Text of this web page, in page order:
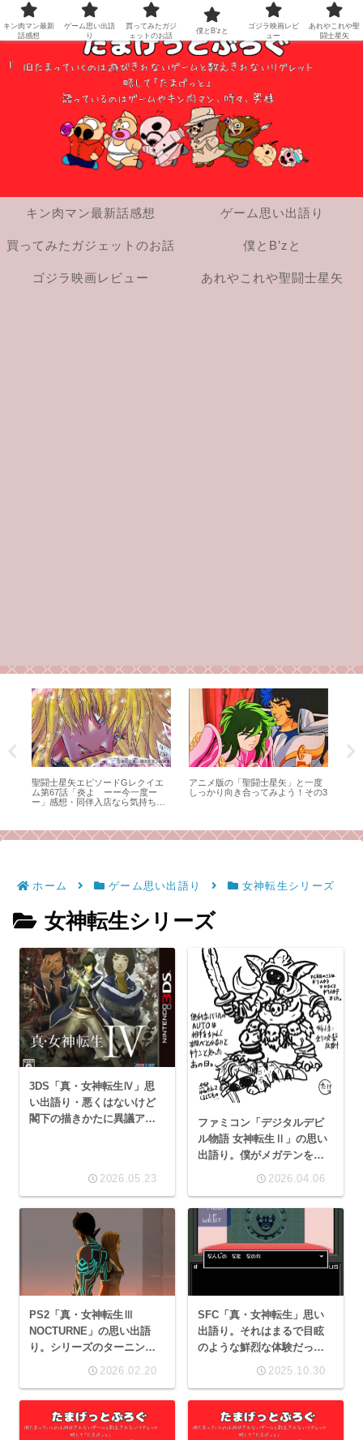
キン肉マン最新話感想 ゲーム思い出語り
買ってみたガジェットのお話 僕とB’zと
ゴジラ映画レビュー あれやこれや聖闘士星矢
聖闘士星矢エピソードGレクイエ
ム第67話「炎よ ーー今一度ー
ー」感想・同伴入店なら気持ちも
アニメ版の「聖闘士星矢」と一度
しっかり向き合ってみよう！その3
ホーム ゲーム思い出語り 女神転生シリーズ
女神転生シリーズ
3DS「真・女神転生Ⅳ」思
い出語り・悪くはないけど
閣下の描きかたに異議ア
2026.05.23
ファミコン「デジタルデビ
ル物語 女神転生Ⅱ」の思い
出語り。僕がメガテンを大
2026.04.06
PS2「真・女神転生Ⅲ
NOCTURNE」の思い出語
り。シリーズのターニング
2026.02.20
SFC「真・女神転生」思い
出語り。それはまるで目眩
のような鮮烈な体験だっ
2025.10.30
キン肉マン最新
話感想
ゲーム思い出語
り
買ってみたガジ
ェットのお話
僕とB’zと
ゴジラ映画レビ
ュー
あれやこれや聖
闘士星矢